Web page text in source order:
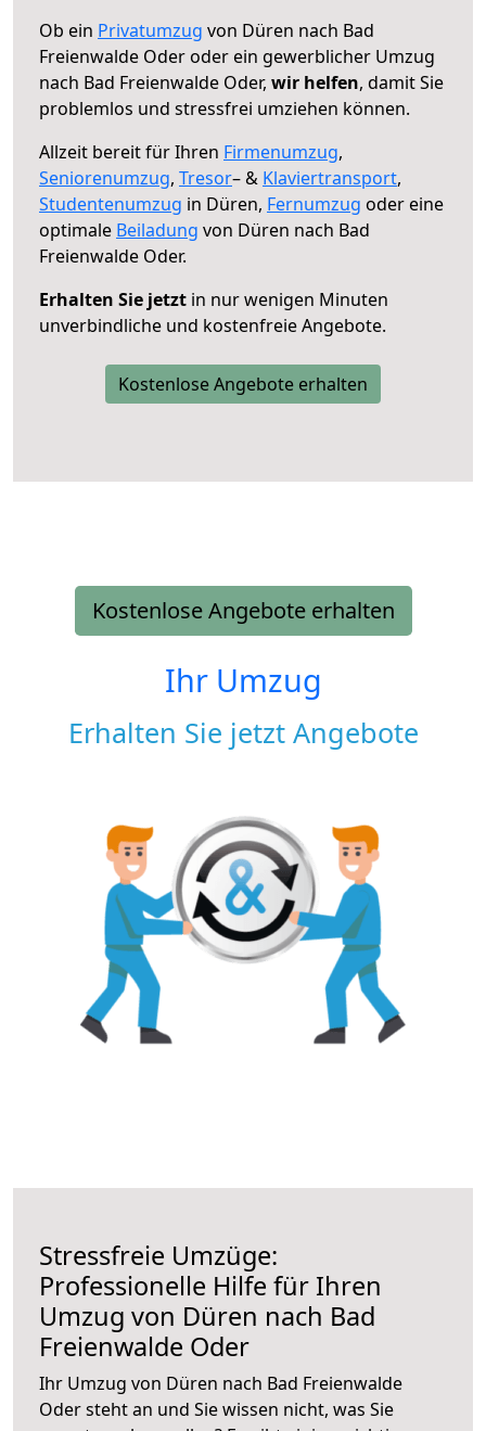
Ob ein Privatumzug von Düren nach Bad
Freienwalde Oder oder ein gewerblicher Umzug
nach Bad Freienwalde Oder, wir helfen, damit Sie
problemlos und stressfrei umziehen können.
Allzeit bereit für Ihren Firmenumzug,
Seniorenumzug, Tresor– & Klaviertransport,
Studentenumzug in Düren, Fernumzug oder eine
optimale Beiladung von Düren nach Bad
Freienwalde Oder.
Erhalten Sie jetzt in nur wenigen Minuten
unverbindliche und kostenfreie Angebote.
Kostenlose Angebote erhalten
Kostenlose Angebote erhalten
Ihr Umzug
Erhalten Sie jetzt Angebote
Stressfreie Umzüge:
Professionelle Hilfe für Ihren
Umzug von Düren nach Bad
Freienwalde Oder
Ihr Umzug von Düren nach Bad Freienwalde
Oder steht an und Sie wissen nicht, was Sie